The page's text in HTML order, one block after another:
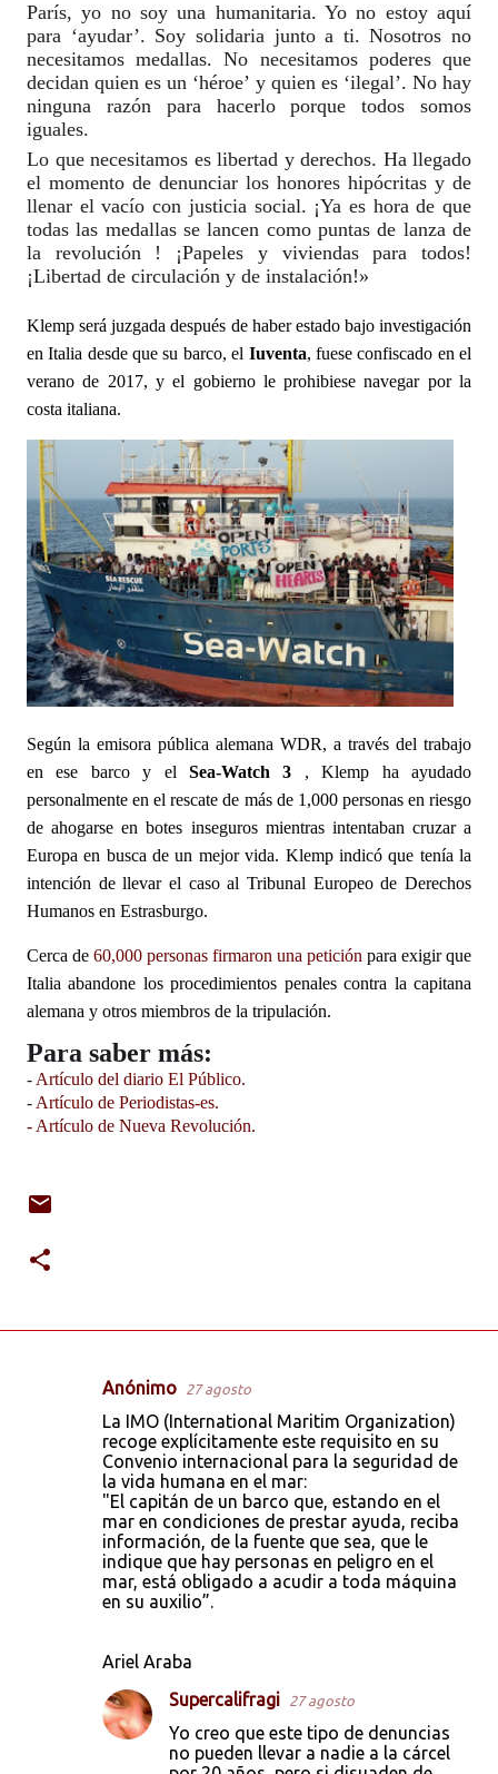
París, yo no soy una humanitaria. Yo no estoy aquí
para ‘ayudar’. Soy solidaria junto a ti. Nosotros no
necesitamos medallas. No necesitamos poderes que
decidan quien es un ‘héroe’ y quien es ‘ilegal’. No hay
ninguna razón para hacerlo porque todos somos
iguales.
Lo que necesitamos es libertad y derechos. Ha llegado
el momento de denunciar los honores hipócritas y de
llenar el vacío con justicia social. ¡Ya es hora de que
todas las medallas se lancen como puntas de lanza de
la revolución ! ¡Papeles y viviendas para todos!
¡Libertad de circulación y de instalación!»
Klemp será juzgada después de haber estado bajo investigación
en Italia desde que su barco, el Iuventa, fuese confiscado en el
verano de 2017, y el gobierno le prohibiese navegar por la
costa italiana.
Según la emisora ​​pública alemana WDR, a través del trabajo
en ese barco y el Sea-Watch 3 , Klemp ha ayudado
personalmente en el rescate de más de 1,000 personas en riesgo
de ahogarse en botes inseguros mientras intentaban cruzar a
Europa en busca de un mejor vida. Klemp indicó que tenía la
intención de llevar el caso al Tribunal Europeo de Derechos
Humanos en Estrasburgo.
Cerca de 60,000 personas firmaron una petición para exigir que
Italia abandone los procedimientos penales contra la capitana
alemana y otros miembros de la tripulación.
Para saber más:
- Artículo del diario El Público.
- Artículo de Periodistas-es.
- Artículo de Nueva Revolución.
Anónimo 27 agosto
La IMO (International Maritim Organization)
recoge explícitamente este requisito en su
Convenio internacional para la seguridad de
la vida humana en el mar:
"El capitán de un barco que, estando en el
mar en condiciones de prestar ayuda, reciba
información, de la fuente que sea, que le
indique que hay personas en peligro en el
mar, está obligado a acudir a toda máquina
en su auxilio”.
Ariel Araba
Supercalifragi 27 agosto
Yo creo que este tipo de denuncias
no pueden llevar a nadie a la cárcel